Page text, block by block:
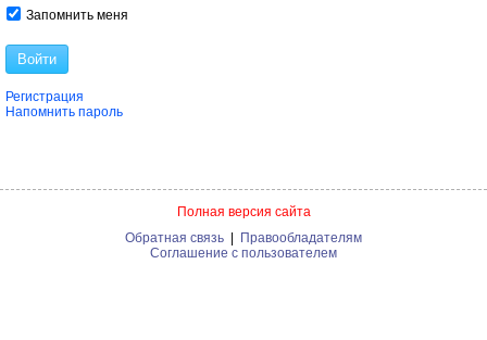
Запомнить меня
Войти
Регистрация
Напомнить пароль
Полная версия сайта
Обратная связь
Правообладателям
Соглашение с пользователем